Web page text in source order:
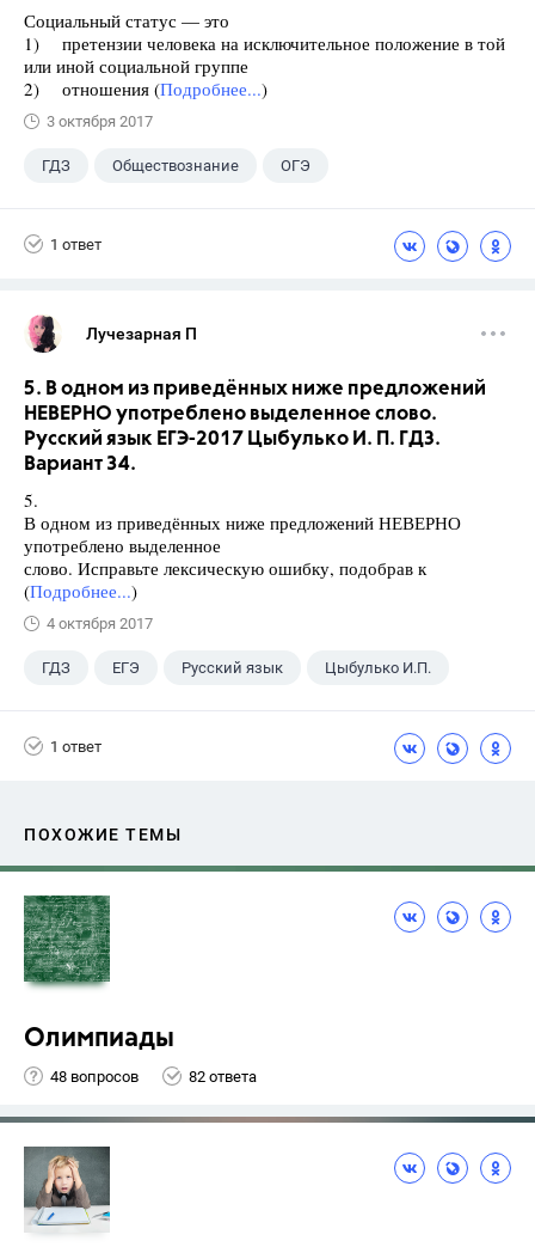
Социальный статус — это
1) претензии человека на исключительное положение в той
или иной социальной группе
2) отношения (Подробнее...)
3 октября 2017
ГДЗ Обществознание ОГЭ
1 ответ
Лучезарная П
5. В одном из приведённых ниже предложений
НЕВЕРНО употреблено выделенное слово.
Русский язык ЕГЭ-2017 Цыбулько И. П. ГДЗ.
Вариант 34.
5.
В одном из приведённых ниже предложений НЕВЕРНО
употреблено выделенное
слово. Исправьте лексическую ошибку, подобрав к
(Подробнее...)
4 октября 2017
ГДЗ ЕГЭ Русский язык Цыбулько И.П.
1 ответ
ПОХОЖИЕ ТЕМЫ
Олимпиады
48 вопросов 82 ответа